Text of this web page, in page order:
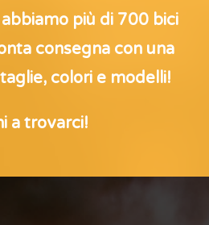
più di 700 bici
consegna con una
colori e modelli!
a trovarci!